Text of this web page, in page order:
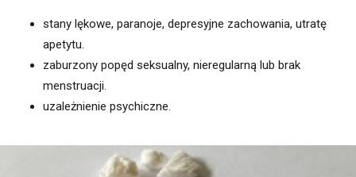
stany lękowe, paranoje, depresyjne zachowania, utratę
apetytu.
zaburzony popęd seksualny, nieregularną lub brak
menstruacji.
uzależnienie psychiczne.